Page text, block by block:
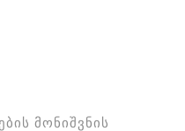
მონიშვნის